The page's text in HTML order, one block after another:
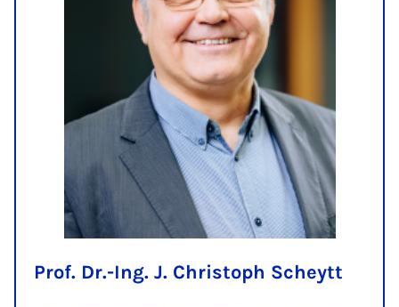
Prof. Dr.-Ing. J. Christoph Scheytt